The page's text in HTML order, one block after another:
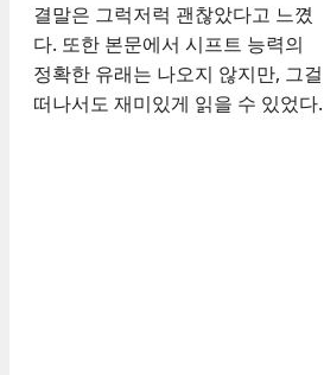
결말은 그럭저럭 괜찮았다고 느꼈
다. 또한 본문에서 시프트 능력의
정확한 유래는 나오지 않지만, 그걸
떠나서도 재미있게 읽을 수 있었다.